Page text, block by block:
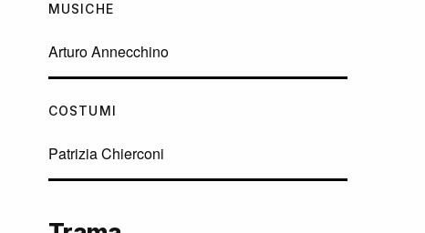
MUSICHE
Arturo Annecchino
COSTUMI
Patrizia Chierconi